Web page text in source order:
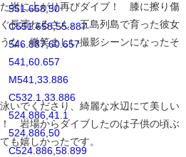
551.658,50
C551.658,55.887
546.887,60.657
541,60.657
M541,33.886
C532.1,33.886
524.886,41.1
524.886,50
C524.886,58.899
岩に上がり再びダイブ！ 膝に擦り傷
長濱ねるさん。五島列島で育った彼女
な、微笑ましい撮影シーンになったそ
いでくださり、綺麗な水辺にて美しい
岩場からダイブしたのは子供の頃ぶ
も嬉しかったです。